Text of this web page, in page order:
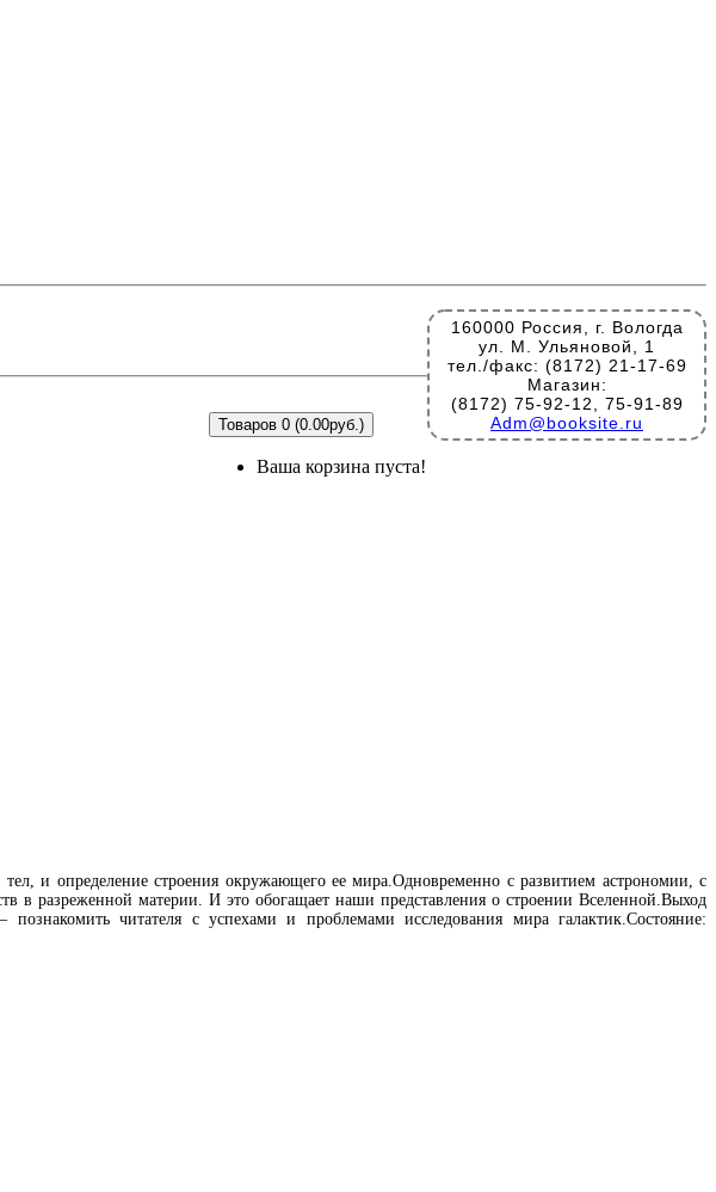
160000 Россия, г. Вологда
ул. М. Ульяновой, 1
тел./факс: (8172) 21-17-69
Магазин:
(8172) 75-92-12, 75-91-89
Adm@booksite.ru
Товаров 0 (0.00руб.)
Ваша корзина пуста!
и определение строения окружающего ее мира.Одновременно с развитием астрономии, с
разреженной материи. И это обогащает наши представления о строении Вселенной.Выход
читателя с успехами и проблемами исследования мира галактик.Состояние: